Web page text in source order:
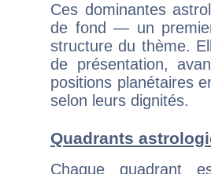
Ces dominantes
de fond — un
structure du thème.
de présentation,
positions planétaires
selon leurs dignités.
Quadrants
Chaque quadrant